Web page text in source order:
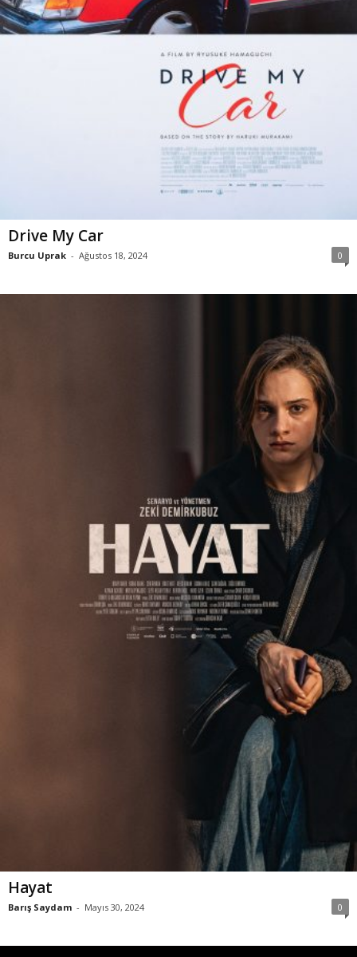
Drive My Car
Burcu Uprak - Ağustos 18, 2024 0
Hayat
Barış Saydam - Mayıs 30, 2024 0